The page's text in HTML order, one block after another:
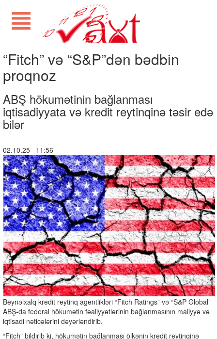
“Fitch” və “S&P”dən bədbin
proqnoz
ABŞ hökumətinin bağlanması
iqtisadiyyata və kredit reytinqinə təsir edə
bilər
02.10.25 11:56
Beynəlxalq kredit reytinq agentlikləri “Fitch Ratings” və “S&P Global”
ABŞ-da federal hökumətin fəaliyyətlərinin bağlanmasının maliyyə və
iqtisadi nəticələrini dəyərləndirib.
“Fitch” bildirib ki, hökumətin bağlanması ölkənin kredit reytinqinə